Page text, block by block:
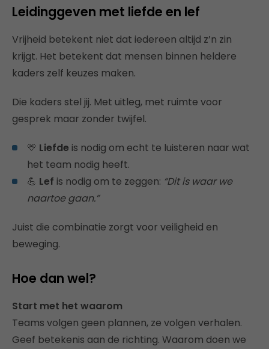
Leidinggeven met liefde en lef
Vrijheid betekent niet dat iedereen altijd z’n zin
krijgt. Het betekent dat mensen binnen heldere
kaders zelf keuzes maken.
Die kaders stel jij. Met uitleg, met ruimte voor
gesprek maar zonder twijfel.
💛 Liefde is nodig om echt te luisteren naar wat
het team nodig heeft.
💪 Lef is nodig om te zeggen: “Dit is waar we
naartoe gaan.”
Juist die combinatie zorgt voor veiligheid en
beweging.
Hoe dan wel?
Start met het waarom
Teams volgen geen plannen, ze volgen verhalen.
Geef betekenis aan de richting. Waarom doen we